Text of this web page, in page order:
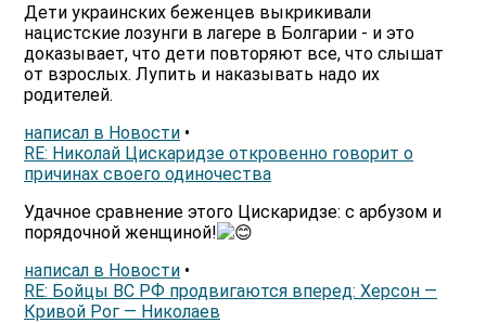
Дети украинских беженцев выкрикивали
нацистские лозунги в лагере в Болгарии - и это
доказывает, что дети повторяют все, что слышат
от взрослых. Лупить и наказывать надо их
родителей.
написал в Новости •
RE: Николай Цискаридзе откровенно говорит о
причинах своего одиночества
Удачное сравнение этого Цискаридзе: с арбузом и
порядочной женщиной!
написал в Новости •
RE: Бойцы ВС РФ продвигаются вперед: Херсон —
Кривой Рог — Николаев